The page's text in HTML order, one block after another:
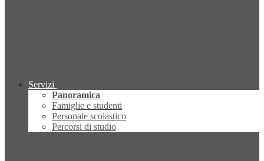
Servizi
Panoramica
Famiglie e studenti
Personale scolastico
Percorsi di studio